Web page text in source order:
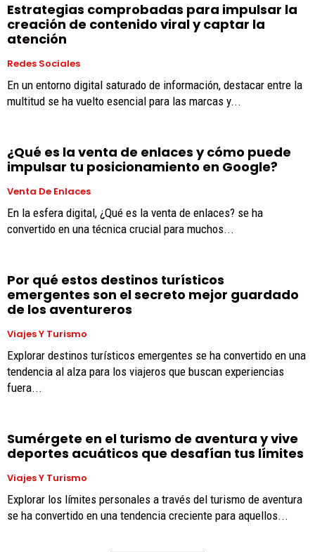
Estrategias comprobadas para impulsar la
creación de contenido viral y captar la
atención
Redes Sociales
En un entorno digital saturado de información, destacar entre la
multitud se ha vuelto esencial para las marcas y...
¿Qué es la venta de enlaces y cómo puede
impulsar tu posicionamiento en Google?
Venta De Enlaces
En la esfera digital, ¿Qué es la venta de enlaces? se ha
convertido en una técnica crucial para muchos...
Por qué estos destinos turísticos
emergentes son el secreto mejor guardado
de los aventureros
Viajes Y Turismo
Explorar destinos turísticos emergentes se ha convertido en una
tendencia al alza para los viajeros que buscan experiencias
fuera...
Sumérgete en el turismo de aventura y vive
deportes acuáticos que desafían tus límites
Viajes Y Turismo
Explorar los límites personales a través del turismo de aventura
se ha convertido en una tendencia creciente para aquellos...